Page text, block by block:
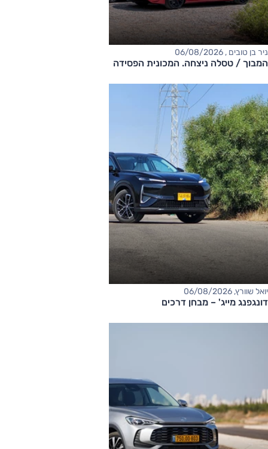
ניר בן טובים , 06/08/2026
המבוך / טסלה ניצחה. המכונית הפסידה
יואל שוורץ, 06/08/2026
דונגפנג מייג' – מבחן דרכים